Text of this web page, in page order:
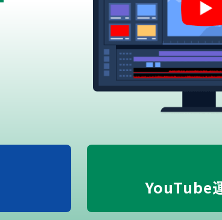
YouTube